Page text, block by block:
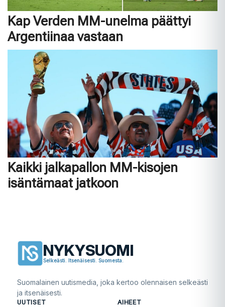
Kap Verden MM-unelma päättyi
Argentiinaa vastaan
Kaikki jalkapallon MM-kisojen
isäntämaat jatkoon
NYKYSUOMI
Selkeästi. Itsenäisesti. Suomesta.
Suomalainen uutismedia, joka kertoo olennaisen selkeästi
ja itsenäisesti.
UUTISET AIHEET